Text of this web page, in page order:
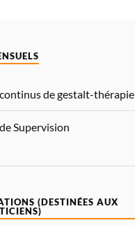
de gestalt-thérapie
Supervision
(DESTINÉES AUX